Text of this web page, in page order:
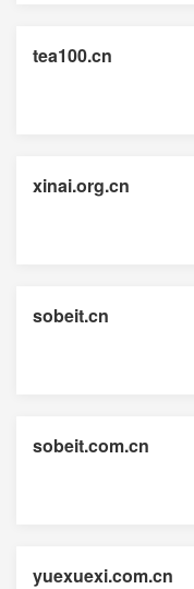
tea100.cn
xinai.org.cn
sobeit.cn
sobeit.com.cn
yuexuexi.com.cn